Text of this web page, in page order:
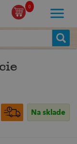
0
Na sklade